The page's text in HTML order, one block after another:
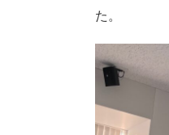
た。